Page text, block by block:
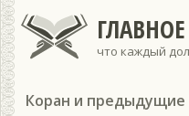
что каждый
Коран и предыдущие